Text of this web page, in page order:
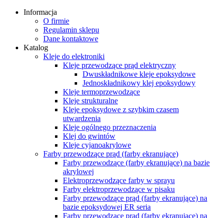
Informacja
O firmie
Regulamin sklepu
Dane kontaktowe
Katalog
Kleje do elektroniki
Kleje przewodzące prąd elektryczny
Dwuskładnikowe kleje epoksydowe
Jednoskładnikowy klej epoksydowy
Kleje termoprzewodzące
Kleje strukturalne
Kleje epoksydowe z szybkim czasem
utwardzenia
Kleje ogólnego przeznaczenia
Klej do gwintów
Kleje cyjanoakrylowe
Farby przewodzące prąd (farby ekranujące)
Farby przewodzące (farby ekranujące) na bazie
akrylowej
Elektroprzewodzące farby w sprayu
Farby elektroprzewodzące w pisaku
Farby przewodzące prąd (farby ekranujące) na
bazie epoksydowej ER seria
Farby przewodzące prąd (farby ekranujące) na